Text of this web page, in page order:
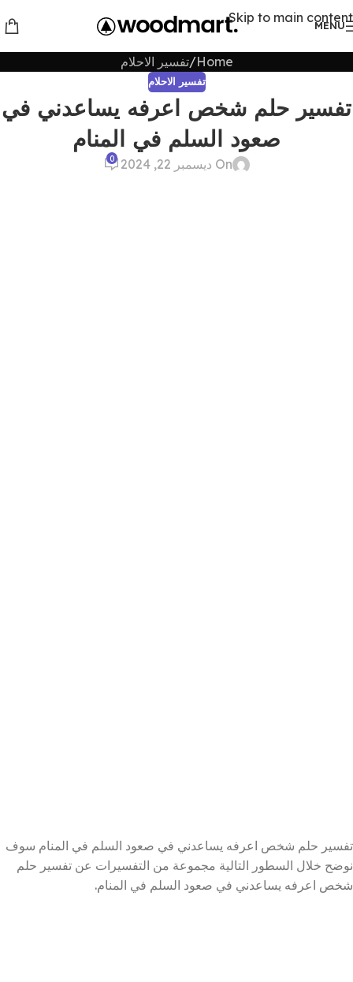
Skip to main content
MENU
Home تفسير الاحلام
تفسير الاحلام
تفسير حلم شخص اعرفه يساعدني في
صعود السلم في المنام
On ديسمبر 22, 2024 0
تفسير حلم شخص اعرفه يساعدني في صعود السلم في المنام سوف
نوضح خلال السطور التالية مجموعة من التفسيرات عن تفسير حلم
شخص اعرفه يساعدني في صعود السلم في المنام.